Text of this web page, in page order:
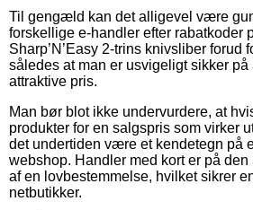
Til gengæld kan det alligevel være
forskellige e-handler efter rabatkoder
Sharp’N’Easy 2-trins knivsliber forud
således at man er usvigeligt sikker
attraktive pris.
Man bør blot ikke undervurdere, at
produkter for en salgspris som virker
det undertiden være et kendetegn på
webshop. Handler med kort er på
af en lovbestemmelse, hvilket sikrer
netbutikker.